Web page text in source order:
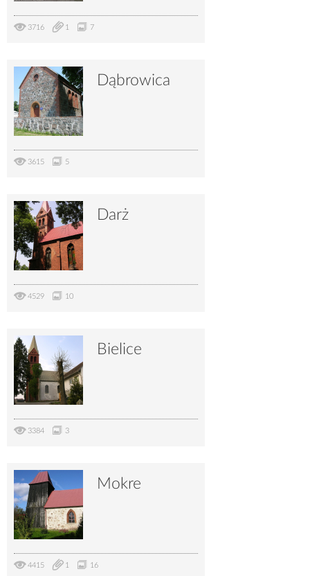
3716 1 7
Dąbrowica
3615 5
Darż
4529 10
Bielice
3384 3
Mokre
4415 1 16